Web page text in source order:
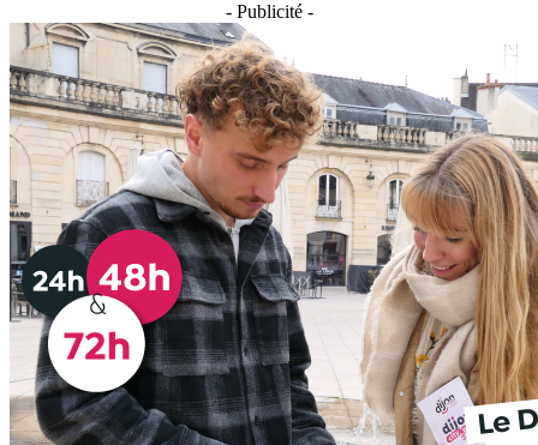
- Publicité -